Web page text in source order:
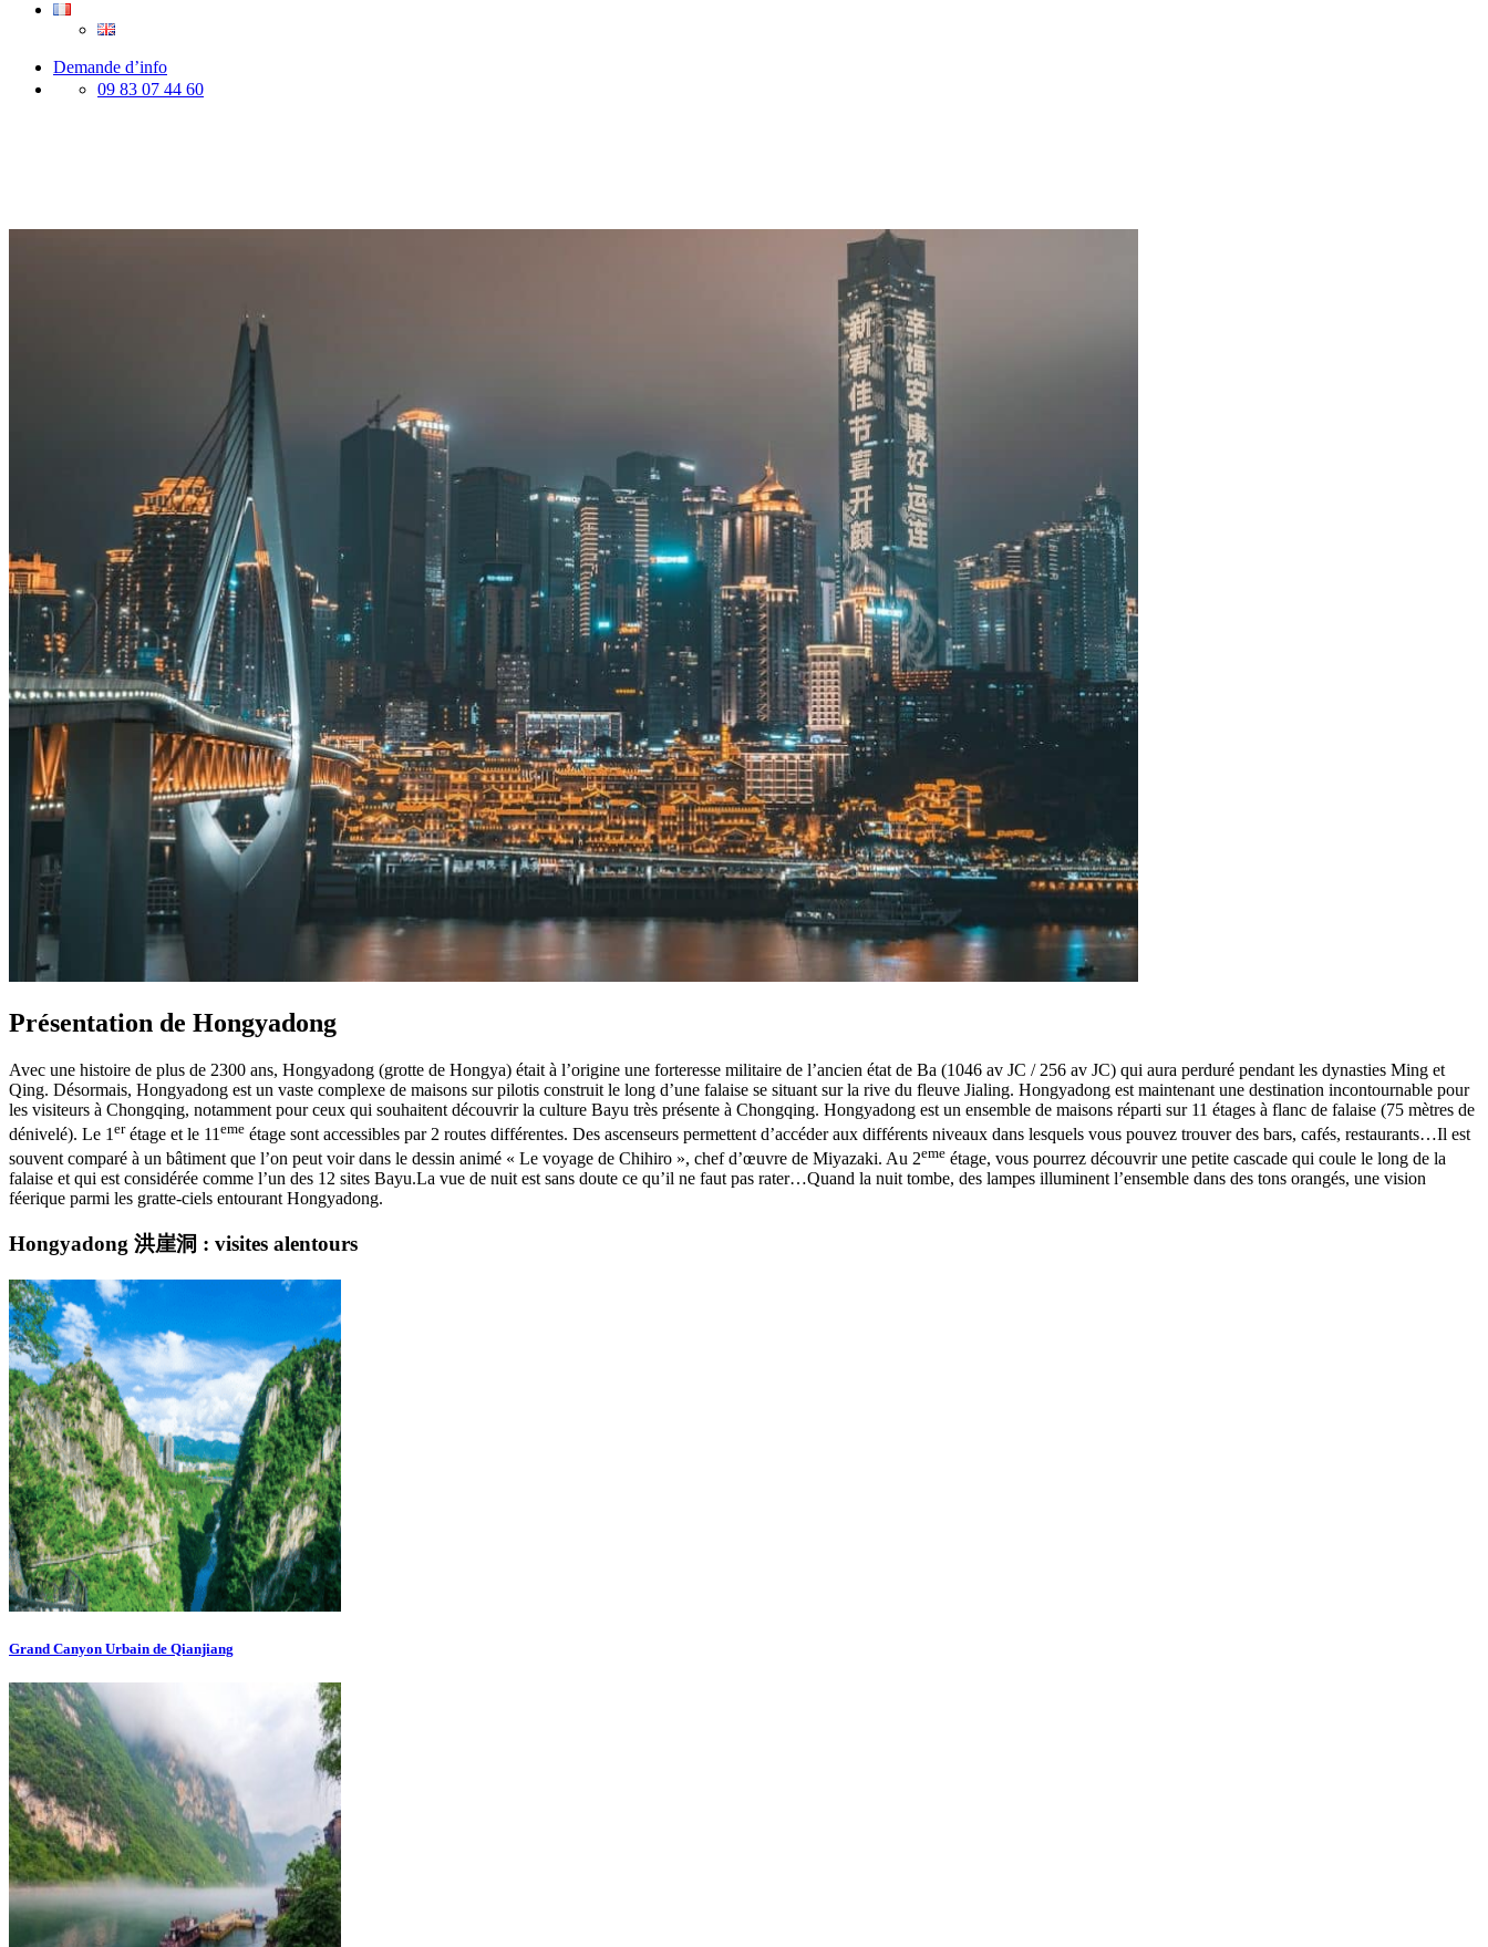
Demande d’info
09 83 07 44 60
Présentation de Hongyadong
Avec une histoire de plus de 2300 ans, Hongyadong (grotte de Hongya) était à l’origine une forteresse militaire de l’ancien état de Ba (1046 av JC / 256 av JC) qui aura perduré pendant les dynasties Ming et
Qing. Désormais, Hongyadong est un vaste complexe de maisons sur pilotis construit le long d’une falaise se situant sur la rive du fleuve Jialing. Hongyadong est maintenant une destination incontournable pour
les visiteurs à Chongqing, notamment pour ceux qui souhaitent découvrir la culture Bayu très présente à Chongqing. Hongyadong est un ensemble de maisons réparti sur 11 étages à flanc de falaise (75 mètres de
dénivelé). Le 1 erétage et le 11 eme étage sont accessibles par 2 routes différentes. Des ascenseurs permettent d’accéder aux différents niveaux dans lesquels vous pouvez trouver des bars, cafés, restaurants…Il est
souvent comparé à un bâtiment que l’on peut voir dans le dessin animé « Le voyage de Chihiro », chef d’œuvre de Miyazaki. Au 2eme étage, vous pourrez découvrir une petite cascade qui coule le long de la
falaise et qui est considérée comme l’un des 12 sites Bayu.La vue de nuit est sans doute ce qu’il ne faut pas rater…Quand la nuit tombe, des lampes illuminent l’ensemble dans des tons orangés, une vision
féerique parmi les gratte-ciels entourant Hongyadong.
Hongyadong 洪崖洞 : visites alentours
Grand Canyon Urbain de Qianjiang